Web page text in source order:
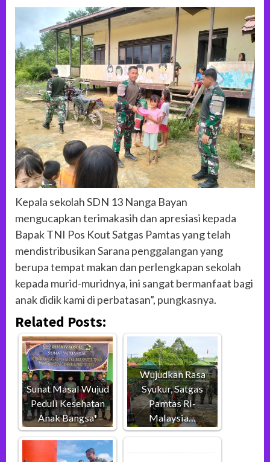
Kepala sekolah SDN 13 Nanga Bayan
mengucapkan terimakasih dan apresiasi kepada
Bapak TNI Pos Kout Satgas Pamtas yang telah
mendistribusikan Sarana penggalangan yang
berupa tempat makan dan perlengkapan sekolah
kepada murid-muridnya, ini sangat bermanfaat bagi
anak didik kami di perbatasan”, pungkasnya.
Related Posts:
Sunat Masal Wujud
Peduli Kesehatan
Anak Bangsa*
Wujudkan Rasa
Syukur, Satgas
Pamtas Ri-
Malaysia…